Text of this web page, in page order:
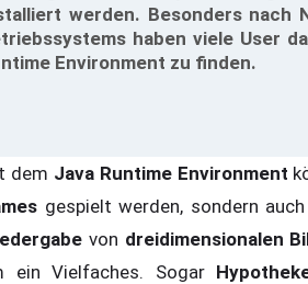
werden. Besonders nach
haben viele User
Environment zu finden.
dem Java Runtime Environment
gespielt werden, sondern
von dreidimensionalen
ein Vielfaches. Sogar